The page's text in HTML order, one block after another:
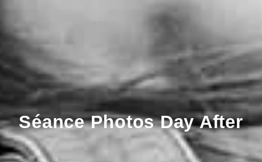
Séance Photos Day After